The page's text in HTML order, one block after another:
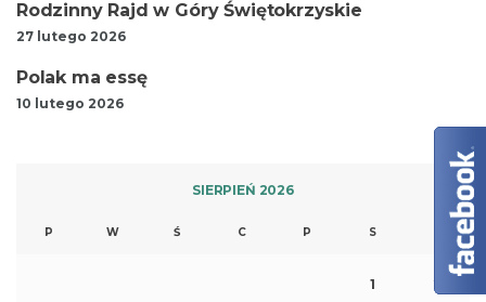
Rodzinny Rajd w Góry Świętokrzyskie
27 lutego 2026
Polak ma essę
10 lutego 2026
SIERPIEŃ 2026
P W Ś C P S
1 2